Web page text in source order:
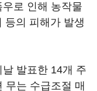
로 인해 농작물
등의 피해가 발생
발표한 14개 주
무는 수급조절 매